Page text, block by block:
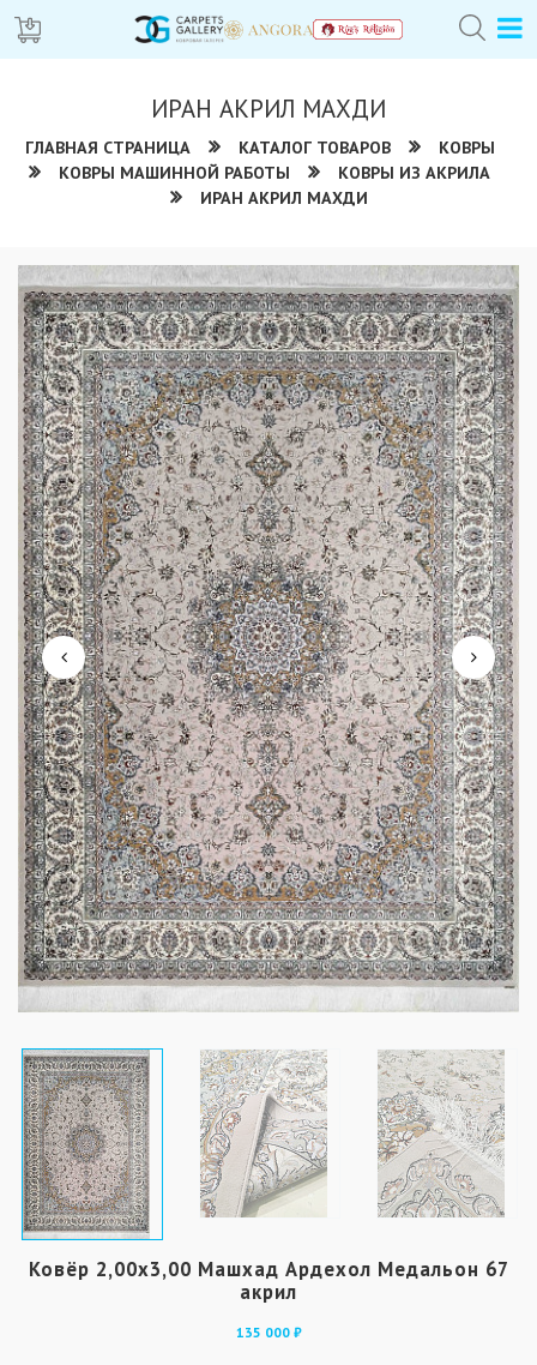
ИРАН АКРИЛ МАХДИ
ГЛАВНАЯ СТРАНИЦА КАТАЛОГ ТОВАРОВ
КОВРЫ
КОВРЫ МАШИННОЙ РАБОТЫ
КОВРЫ ИЗ АКРИЛА
ИРАН АКРИЛ МАХДИ
Ковёр 2,00х3,00 Машхад Ардехол Медальон 67
акрил
135 000 ₽